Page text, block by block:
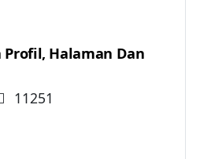
Halaman Dan
11251